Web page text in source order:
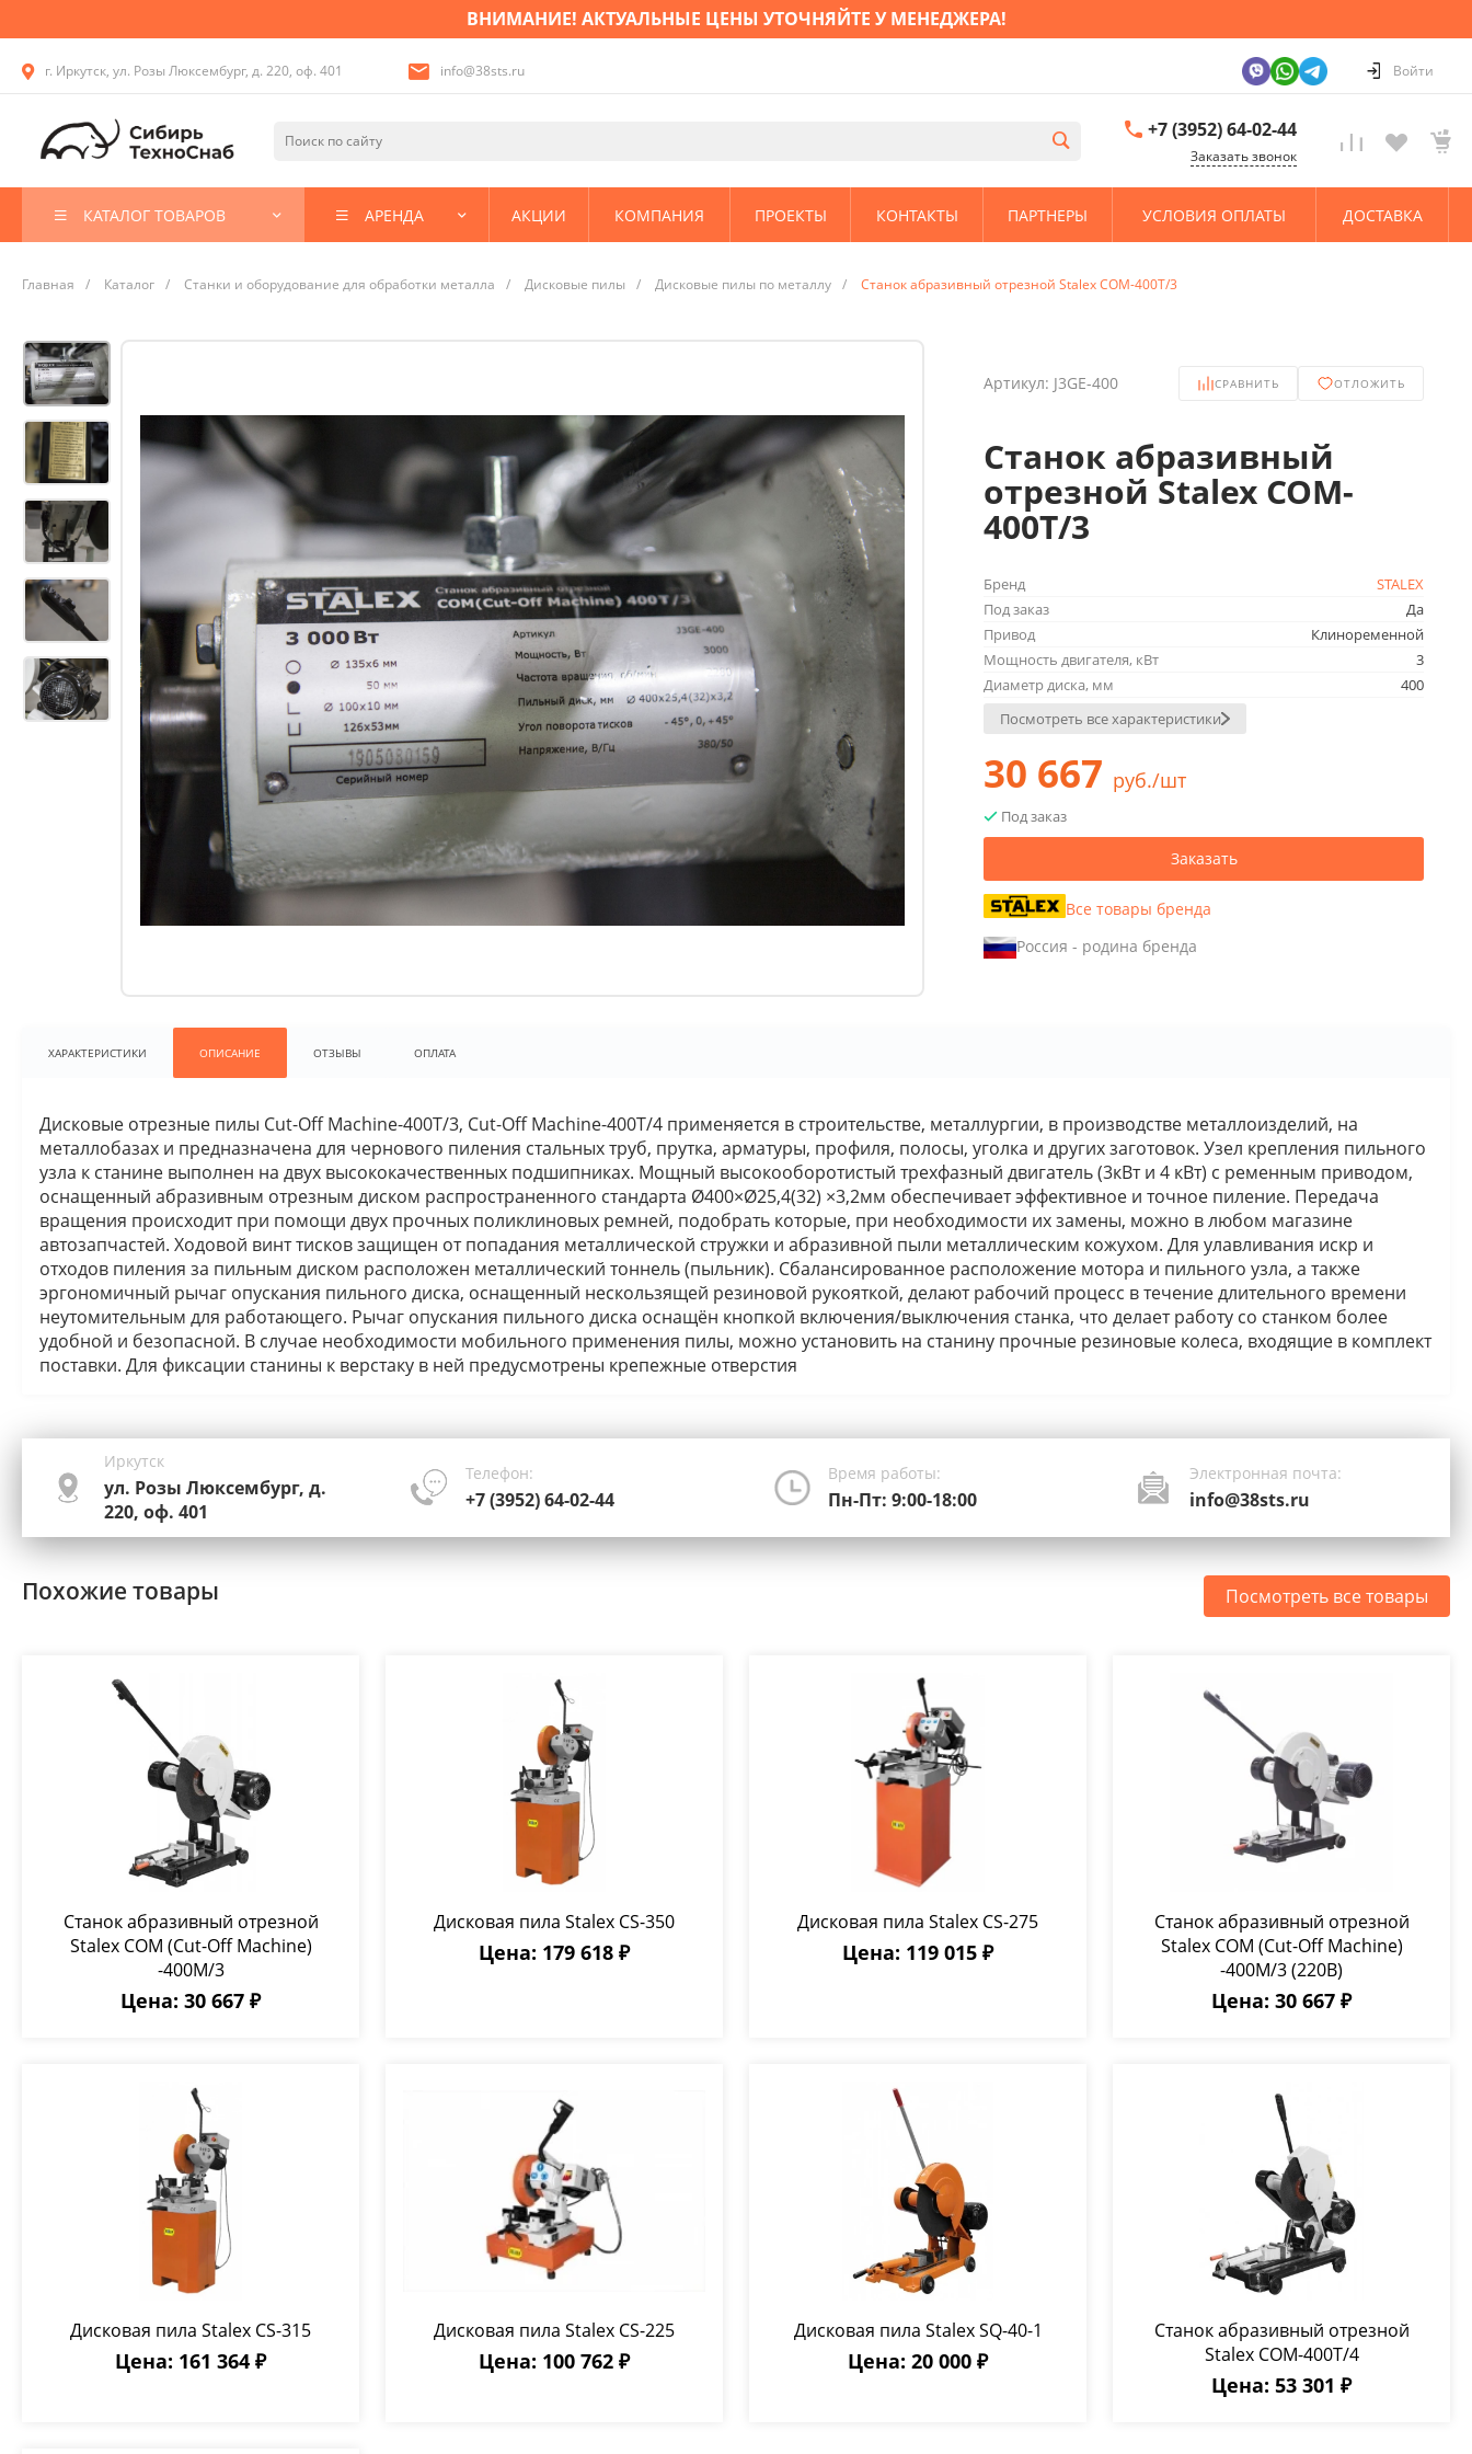
ВНИМАНИЕ! АКТУАЛЬНЫЕ ЦЕНЫ УТОЧНЯЙТЕ У МЕНЕДЖЕРА!
г. Иркутск, ул. Розы Люксембург, д. 220, оф. 401 info@38sts.ru Войти
+7 (3952) 64-02-44
Заказать звонок
КАТАЛОГ ТОВАРОВ АРЕНДА АКЦИИ КОМПАНИЯ ПРОЕКТЫ КОНТАКТЫ ПАРТНЕРЫ УСЛОВИЯ ОПЛАТЫ ДОСТАВКА
Главная / Каталог / Станки и оборудование для обработки металла / Дисковые пилы / Дисковые пилы по металлу / Станок абразивный отрезной Stalex COM-400T/3
Артикул: J3GE-400 СРАВНИТЬ ОТЛОЖИТЬ
Станок абразивный
отрезной Stalex COM-
400T/3
Бренд
STALEX
Под заказ
Да
Привод
Клиноременной
Мощность двигателя, кВт
3
Диаметр диска, мм
400
Посмотреть все характеристики
30 667 руб./шт
Под заказ
Заказать
Все товары бренда
Россия - родина бренда
ХАРАКТЕРИСТИКИ ОПИСАНИЕ ОТЗЫВЫ ОПЛАТА
Дисковые отрезные пилы Cut-Off Machine-400T/3, Cut-Off Machine-400T/4 применяется в строительстве, металлургии, в производстве металлоизделий, на
металлобазах и предназначена для чернового пиления стальных труб, прутка, арматуры, профиля, полосы, уголка и других заготовок. Узел крепления пильного
узла к станине выполнен на двух высококачественных подшипниках. Мощный высокооборотистый трехфазный двигатель (3кВт и 4 кВт) с ременным приводом,
оснащенный абразивным отрезным диском распространенного стандарта Ø400×Ø25,4(32) ×3,2мм обеспечивает эффективное и точное пиление. Передача
вращения происходит при помощи двух прочных поликлиновых ремней, подобрать которые, при необходимости их замены, можно в любом магазине
автозапчастей. Ходовой винт тисков защищен от попадания металлической стружки и абразивной пыли металлическим кожухом. Для улавливания искр и
отходов пиления за пильным диском расположен металлический тоннель (пыльник). Сбалансированное расположение мотора и пильного узла, а также
эргономичный рычаг опускания пильного диска, оснащенный нескользящей резиновой рукояткой, делают рабочий процесс в течение длительного времени
неутомительным для работающего. Рычаг опускания пильного диска оснащён кнопкой включения/выключения станка, что делает работу со станком более
удобной и безопасной. В случае необходимости мобильного применения пилы, можно установить на станину прочные резиновые колеса, входящие в комплект
поставки. Для фиксации станины к верстаку в ней предусмотрены крепежные отверстия
Иркутск
ул. Розы Люксембург, д.
220, оф. 401
Телефон:
+7 (3952) 64-02-44
Время работы:
Пн-Пт: 9:00-18:00
Электронная почта:
info@38sts.ru
Похожие товары Посмотреть все товары
Станок абразивный отрезной
Stalex COM (Cut-Off Machine)
-400M/3
Цена: 30 667 ₽
Дисковая пила Stalex CS-350
Цена: 179 618 ₽
Дисковая пила Stalex CS-275
Цена: 119 015 ₽
Станок абразивный отрезной
Stalex COM (Cut-Off Machine)
-400M/3 (220В)
Цена: 30 667 ₽
Дисковая пила Stalex CS-315
Цена: 161 364 ₽
Дисковая пила Stalex CS-225
Цена: 100 762 ₽
Дисковая пила Stalex SQ-40-1
Цена: 20 000 ₽
Станок абразивный отрезной
Stalex COM-400T/4
Цена: 53 301 ₽